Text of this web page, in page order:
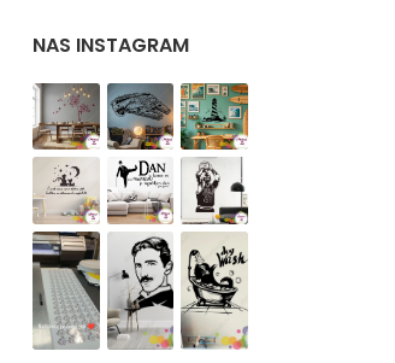
NAS INSTAGRAM